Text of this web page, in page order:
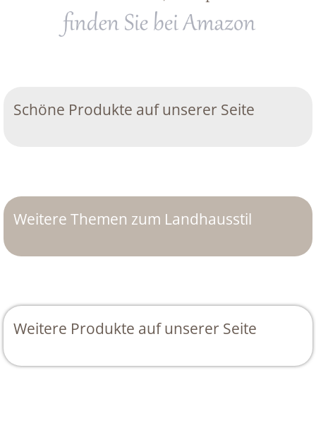
Schöne Produkte auf unserer Seite
Weitere Themen zum Landhausstil
Weitere Produkte auf unserer Seite